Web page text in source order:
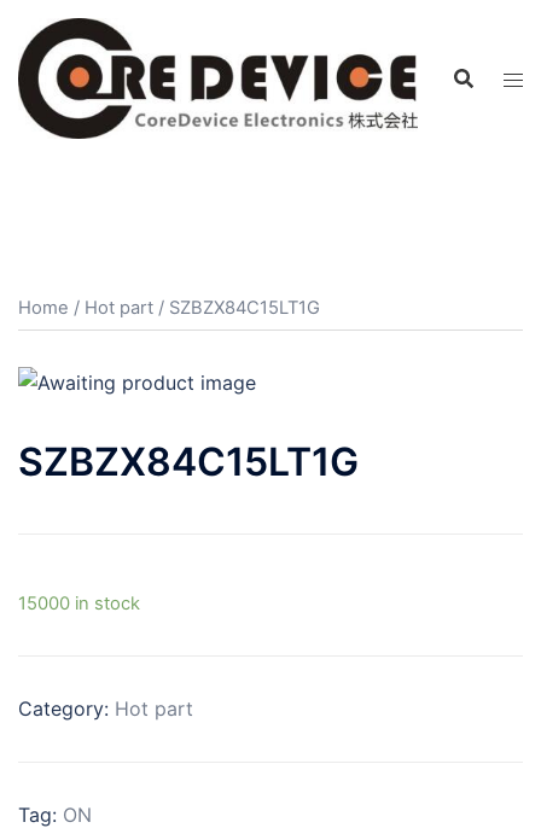
Home / Hot part / SZBZX84C15LT1G
SZBZX84C15LT1G
15000 in stock
Category: Hot part
Tag: ON